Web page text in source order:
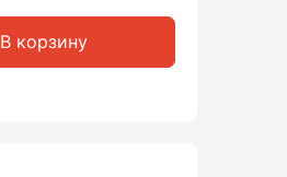
В корзину